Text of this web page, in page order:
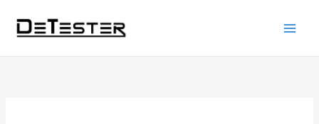
contenido